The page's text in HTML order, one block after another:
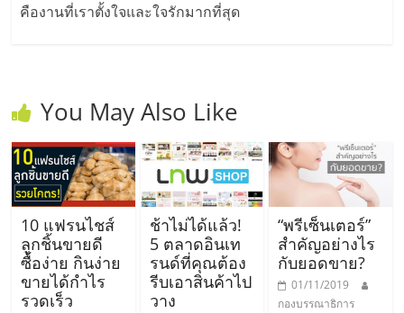
คืองานที่เราตั้งใจและใจรักมากที่สุด
You May Also Like
10 แฟรนไชส์
ลูกชิ้นขายดี
ซื้อง่าย กินง่าย
ขายได้กำไร
รวดเร็ว
ช้าไม่ได้แล้ว!
5 ตลาดอินเท
รนด์ที่คุณต้อง
รีบเอาสินค้าไป
วาง
“พรีเซ็นเตอร์”
สำคัญอย่างไร
กับยอดขาย?
01/11/2019
กองบรรณาธิการ